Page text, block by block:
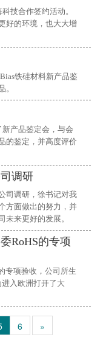
技合作签约活动。
好的环境，也大大增
铁硅材料新产品鉴
。
产品鉴定会，与会
的鉴定，并高度评价
调研
司调研，徐书记对我
方面做出的努力，并
未来更好的发展。
RoHS的专项
专项验收，公司所生
入欧洲打开了大
6 »